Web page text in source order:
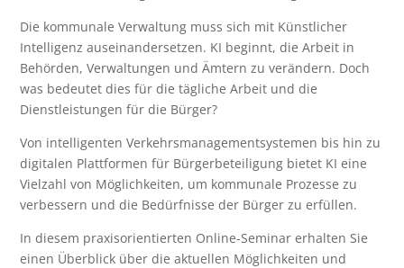
Die kommunale Verwaltung muss sich mit Künstlicher
Intelligenz auseinandersetzen. KI beginnt, die Arbeit in
Behörden, Verwaltungen und Ämtern zu verändern. Doch
was bedeutet dies für die tägliche Arbeit und die
Dienstleistungen für die Bürger?
Von intelligenten Verkehrsmanagementsystemen bis hin zu
digitalen Plattformen für Bürgerbeteiligung bietet KI eine
Vielzahl von Möglichkeiten, um kommunale Prozesse zu
verbessern und die Bedürfnisse der Bürger zu erfüllen.
In diesem praxisorientierten Online-Seminar erhalten Sie
einen Überblick über die aktuellen Möglichkeiten und